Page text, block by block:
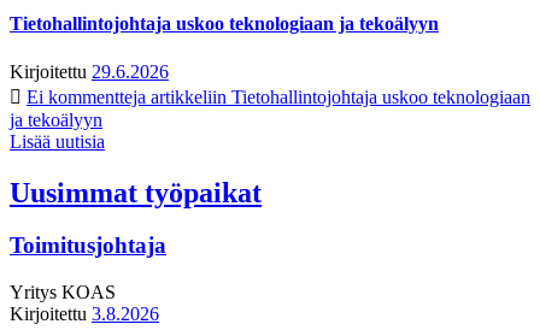
Tietohallintojohtaja uskoo teknologiaan ja tekoälyyn
Kirjoitettu 29.6.2026
Ei kommentteja artikkeliin Tietohallintojohtaja uskoo teknologiaan
ja tekoälyyn
Lisää uutisia
Uusimmat työpaikat
Toimitusjohtaja
Yritys KOAS
Kirjoitettu 3.8.2026